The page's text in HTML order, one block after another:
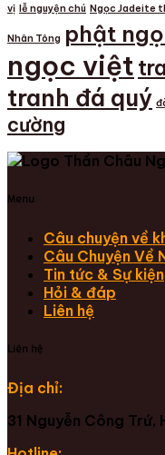
vị lễ nguyện chú Ngọc Jadeite
Nhân Tông phật
ngọc việt
tranh đá quý
cường
Menu
Câu chuyện về
Câu Chuyện Về
Tin tức & Sự kiện
Hỏi & đáp
Liên hệ
Liên hệ
Địa chỉ:
31 Nguyễn Công Trứ,